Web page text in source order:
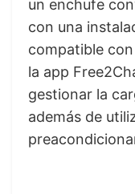
un enchufe
con una
compatible con
la app
gestionar la
además de